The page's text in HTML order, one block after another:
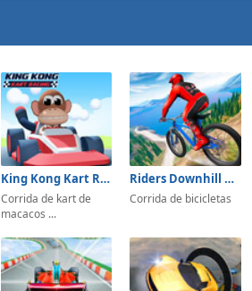
King Kong Kart Racing
Corrida de kart de
macacos ...
Riders Downhill Racing
Corrida de bicicletas